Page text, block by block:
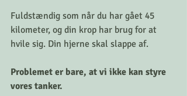
Fuldstændig som når du har gået 45
kilometer, og din krop har brug for at
hvile sig. Din hjerne skal slappe af.
Problemet er bare, at vi ikke kan styre
vores tanker.